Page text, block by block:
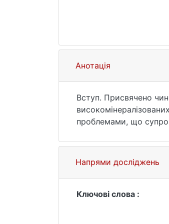
Анотація
Вступ. Присвячено
проблемами, що
Методи. У дослідженні
об'єкта накопичення.
логічного аналізу
умовного
Результати. Основні
природних чинників
Напрями досліджень
Ключові слова :